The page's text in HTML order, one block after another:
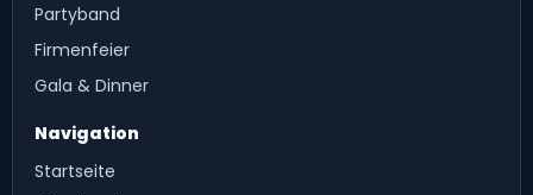
Partyband
Firmenfeier
Gala & Dinner
Navigation
Startseite